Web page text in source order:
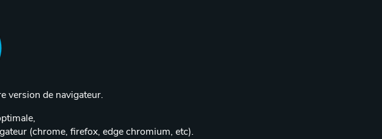
version de navigateur.
(chrome, firefox, edge chromium, etc).